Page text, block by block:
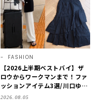
FASHION
【2026上半期ベストバイ】ザ
ロウからワークマンまで！ファ
ッションアイテム3選/川口ゆか
り
2026.08.05